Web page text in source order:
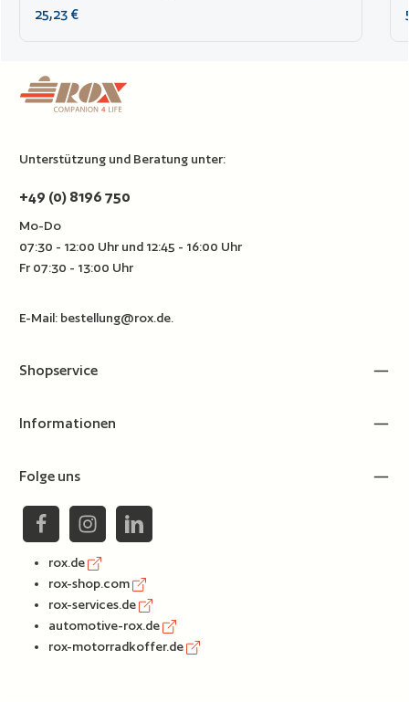
Regulärer Preis:
25,23 €
Unterstützung und Beratung unter:
+49 (0) 8196 750
Mo-Do
07:30 - 12:00 Uhr und 12:45 - 16:00 Uhr
Fr 07:30 - 13:00 Uhr
E-Mail: bestellung@rox.de.
Shopservice
Informationen
Folge uns
rox.de
rox-shop.com
rox-services.de
automotive-rox.de
rox-motorradkoffer.de